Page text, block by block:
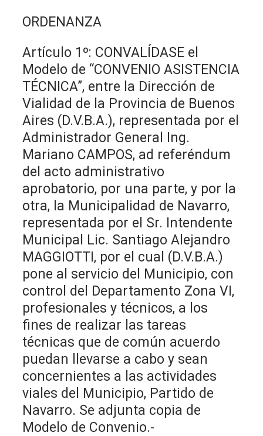
ORDENANZA
Artículo 1º: CONVALÍDASE el
Modelo de “CONVENIO ASISTENCIA
TÉCNICA”, entre la Dirección de
Vialidad de la Provincia de Buenos
Aires (D.V.B.A.), representada por el
Administrador General Ing.
Mariano CAMPOS, ad referéndum
del acto administrativo
aprobatorio, por una parte, y por la
otra, la Municipalidad de Navarro,
representada por el Sr. Intendente
Municipal Lic. Santiago Alejandro
MAGGIOTTI, por el cual (D.V.B.A.)
pone al servicio del Municipio, con
control del Departamento Zona VI,
profesionales y técnicos, a los
fines de realizar las tareas
técnicas que de común acuerdo
puedan llevarse a cabo y sean
concernientes a las actividades
viales del Municipio, Partido de
Navarro. Se adjunta copia de
Modelo de Convenio.-